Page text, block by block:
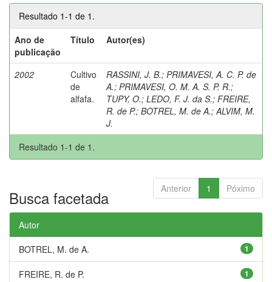
Resultado 1-1 de 1.
Ano de
publicação
Título Autor(es)
2002
Cultivo
de
alfafa.
RASSINI, J. B.; PRIMAVESI, A. C. P. de
A.; PRIMAVESI, O. M. A. S. P. R.;
TUPY, O.; LEDO, F. J. da S.; FREIRE,
R. de P.; BOTREL, M. de A.; ALVIM, M.
J.
Resultado 1-1 de 1.
Anterior 1 Póximo
Busca facetada
Autor
1
BOTREL, M. de A.
1
FREIRE, R. de P.